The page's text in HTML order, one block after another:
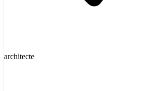
architecte